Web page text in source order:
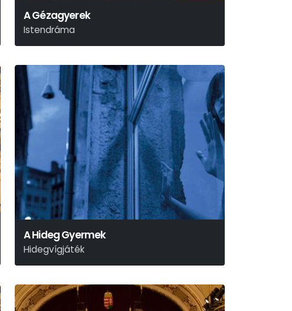
A Gézagyerek
Istendráma
Háy János
A Hideg Gyermek
Hidegvígjáték
Marius Von Mayenburg